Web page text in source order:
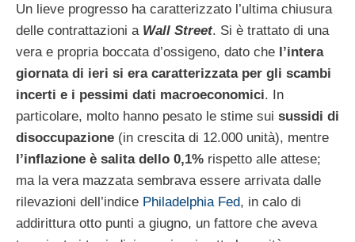
Un lieve progresso ha caratterizzato l’ultima chiusura
delle contrattazioni a Wall Street. Si è trattato di una
vera e propria boccata d’ossigeno, dato che l’intera
giornata di ieri si era caratterizzata per gli scambi
incerti e i pessimi dati macroeconomici. In
particolare, molto hanno pesato le stime sui sussidi di
disoccupazione (in crescita di 12.000 unità), mentre
l’inflazione è salita dello 0,1% rispetto alle attese;
ma la vera mazzata sembrava essere arrivata dalle
rilevazioni dell’indice Philadelphia Fed, in calo di
addirittura otto punti a giugno, un fattore che aveva